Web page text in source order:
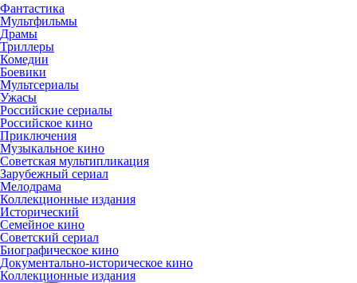
Фантастика
Мультфильмы
Драмы
Триллеры
Комедии
Боевики
Мультсериалы
Ужасы
Российские сериалы
Российское кино
Приключения
Музыкальное кино
Советская мультипликация
Зарубежный сериал
Мелодрама
Коллекционные издания
Исторический
Семейное кино
Советский сериал
Биографическое кино
Документально-историческое кино
Коллекционные издания